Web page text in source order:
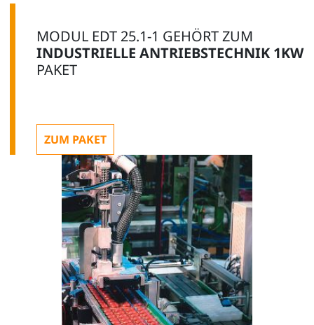
MODUL EDT 25.1-1 GEHÖRT ZUM
INDUSTRIELLE ANTRIEBSTECHNIK 1KW
PAKET
ZUM PAKET